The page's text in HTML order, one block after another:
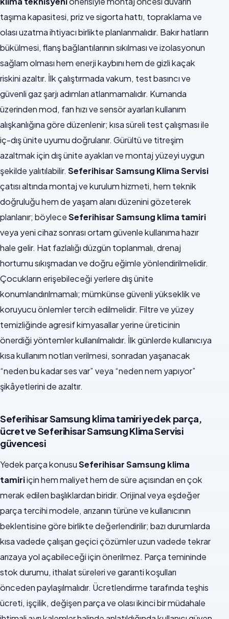
taşıma kapasitesi, priz ve sigorta hattı, topraklama ve
olası uzatma ihtiyacı birlikte planlanmalıdır. Bakır hatların
bükülmesi, flanş bağlantılarının sıkılması ve izolasyonun
sağlam olması hem enerji kaybını hem de gizli kaçak
riskini azaltır. İlk çalıştırmada vakum, test basıncı ve
güvenli gaz şarjı adımları atlanmamalıdır. Kumanda
üzerinden mod, fan hızı ve sensör ayarları kullanım
alışkanlığına göre düzenlenir; kısa süreli test çalışması ile
iç-dış ünite uyumu doğrulanır. Gürültü ve titreşim
azaltmak için dış ünite ayakları ve montaj yüzeyi uygun
şekilde yalıtılabilir. Seferihisar Samsung Klima Servisi
çatısı altında montaj ve kurulum hizmeti, hem teknik
doğruluğu hem de yaşam alanı düzenini gözeterek
planlanır; böyleceSeferihisar Samsung klima tamiri
veya yeni cihaz sonrası ortam güvenle kullanıma hazır
hale gelir. Hat fazlalığı düzgün toplanmalı, drenaj
hortumu sıkışmadan ve doğru eğimle yönlendirilmelidir.
Çocukların erişebileceği yerlere dış ünite
konumlandırılmamalı; mümkünse güvenli yükseklik ve
koruyucu önlemler tercih edilmelidir. Filtre ve yüzey
temizliğinde agresif kimyasallar yerine üreticinin
önerdiği yöntemler kullanılmalıdır. İlk günlerde kullanıcıya
kısa kullanım notları verilmesi, sonradan yaşanacak
“neden bu kadar ses var” veya “neden nem yapıyor”
şikâyetlerini de azaltır.
Seferihisar Samsung klima tamiri yedek parça,
ücret ve Seferihisar Samsung Klima Servisi
güvencesi
Yedek parça konusuSeferihisar Samsung klima
tamiriiçin hem maliyet hem de süre açısından en çok
merak edilen başlıklardan biridir. Orijinal veya eşdeğer
parça tercihi modele, arızanın türüne ve kullanıcının
beklentisine göre birlikte değerlendirilir; bazı durumlarda
kısa vadede çalışan geçici çözümler uzun vadede tekrar
arızaya yol açabileceği için önerilmez. Parça temininde
stok durumu, ithalat süreleri ve garanti koşulları
önceden paylaşılmalıdır. Ücretlendirme tarafında teşhis
ücreti, işçilik, değişen parça ve olası ikinci bir müdahale